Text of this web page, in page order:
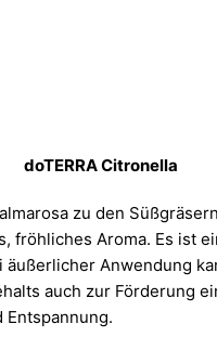
doTERRA Citronella
zu den
fröhliches Aroma. Es ist
Anwendung
auch zur Förderung